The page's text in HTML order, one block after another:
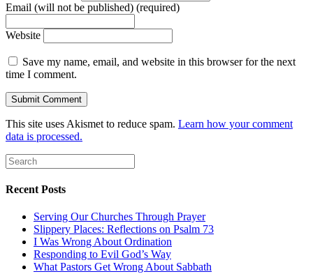
Email (will not be published) (required)
Website
Save my name, email, and website in this browser for the next
time I comment.
This site uses Akismet to reduce spam. Learn how your comment
data is processed.
Recent Posts
Serving Our Churches Through Prayer
Slippery Places: Reflections on Psalm 73
I Was Wrong About Ordination
Responding to Evil God’s Way
What Pastors Get Wrong About Sabbath